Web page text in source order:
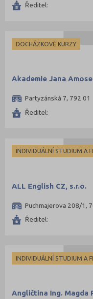
Tábor (7)
Trutnov (2)
Třebíč (3)
Ústí nad Labem (10)
Ústí nad Orlicí (3)
Vsetín (10)
Znojmo (2)
Žďár nad Sázavou (5)
Ředitel:
DOCHÁZKOVÉ KURZY
Akademie Jana
Partyzánská 7, 792
Ředitel:
INDIVIDUÁLNÍ STUDIUM A
ALL English CZ, s.r.o.
Puchmajerova 208/1,
Ředitel:
INDIVIDUÁLNÍ STUDIUM A
Angličtina Ing. Magda